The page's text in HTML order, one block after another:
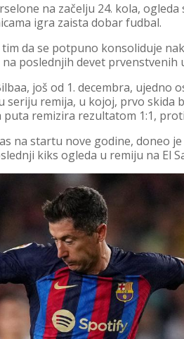
na začelju 24. kola, ogleda
igra zaista dobar fudbal.
da se potpuno konsoliduje
poslednjih devet prvenstvenih
još od 1. decembra, ujedno
seriju remija, u kojoj, prvo skida
puta remizira rezultatom 1:1,
na startu nove godine, doneo
kiks ogleda u remiju na El